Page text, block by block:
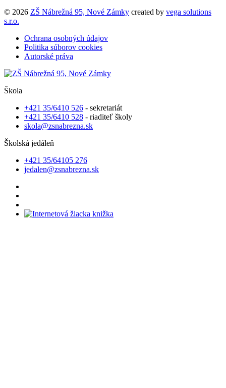
© 2026 ZŠ Nábrežná 95, Nové Zámky created by vega solutions
s.r.o.
Ochrana osobných údajov
Politika súborov cookies
Autorské práva
Škola
+421 35/6410 526 - sekretariát
+421 35/6410 528 - riaditeľ školy
skola@zsnabrezna.sk
Školská jedáleň
+421 35/64105 276
jedalen@zsnabrezna.sk